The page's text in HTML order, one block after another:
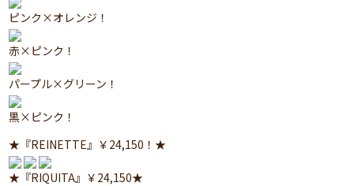
ピンク×オレンジ！
赤×ピンク！
パープル×グリーン！
黒×ピンク！
★『REINETTE』￥24,150！★
★『RIQUITA』￥24,150★